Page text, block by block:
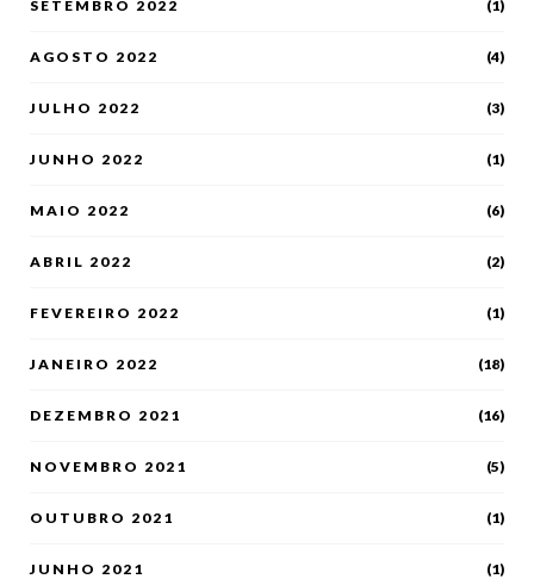
SETEMBRO 2022 (1)
AGOSTO 2022 (4)
JULHO 2022 (3)
JUNHO 2022 (1)
MAIO 2022 (6)
ABRIL 2022 (2)
FEVEREIRO 2022 (1)
JANEIRO 2022 (18)
DEZEMBRO 2021 (16)
NOVEMBRO 2021 (5)
OUTUBRO 2021 (1)
JUNHO 2021 (1)